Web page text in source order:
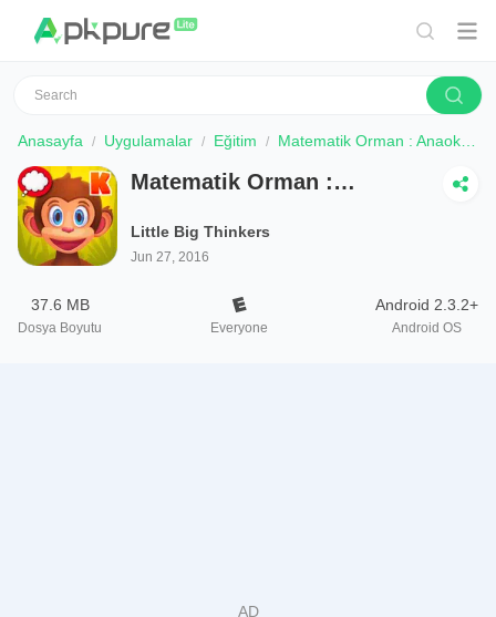
Anasayfa Uygulamalar Eğitim Matematik Orman : Anaokulu
Matematik Orman :
Little Big Thinkers
Jun 27, 2016
37.6 MB
Dosya Boyutu Everyone
Android 2.3.2+
Android OS